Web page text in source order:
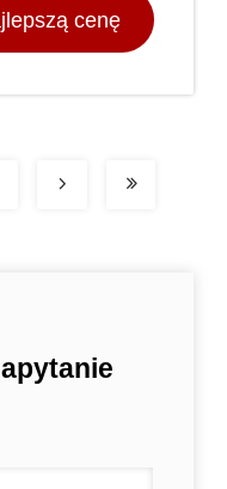
cenę